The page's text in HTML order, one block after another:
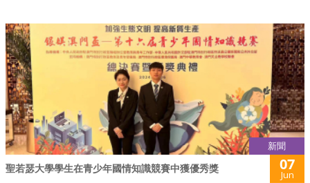
新聞
聖若瑟大學學生在青少年國情知識競賽中獲優秀獎 07
Jun